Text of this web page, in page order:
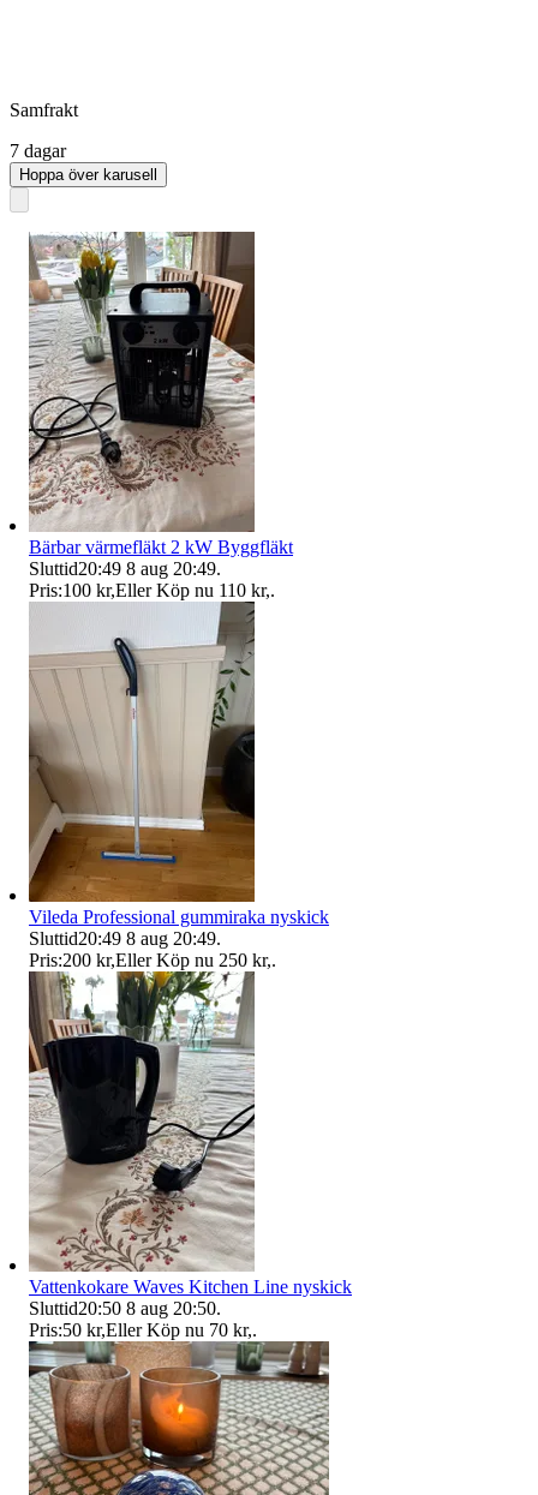
Samfrakt
7 dagar
Hoppa över karusell
Bärbar värmefläkt 2 kW Byggfläkt
Sluttid20:49 8 aug 20:49.
Pris:100 kr,Eller Köp nu 110 kr,.
Vileda Professional gummiraka nyskick
Sluttid20:49 8 aug 20:49.
Pris:200 kr,Eller Köp nu 250 kr,.
Vattenkokare Waves Kitchen Line nyskick
Sluttid20:50 8 aug 20:50.
Pris:50 kr,Eller Köp nu 70 kr,.